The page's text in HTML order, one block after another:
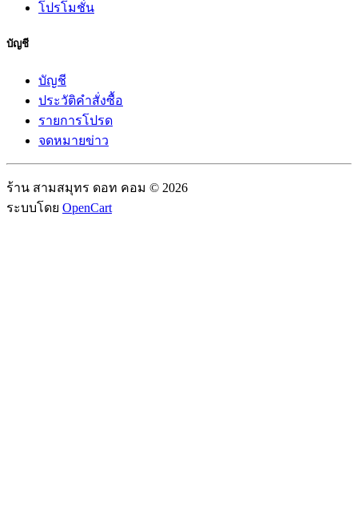
โปรโมชั่น
บัญชี
บัญชี
ประวัติคำสั่งซื้อ
รายการโปรด
จดหมายข่าว
ร้าน สามสมุทร ดอท คอม © 2026
ระบบโดย OpenCart